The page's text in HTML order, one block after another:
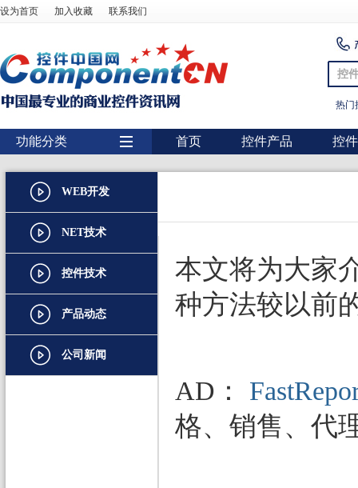
设为首页 加入收藏 联系我们
控
热门
功能分类
用户界面
报表
图表
图形图像处理
扫描识别
数据库
条形码
首页 控件产品 控
WEB开发
NET技术
控件技术
产品动态
公司新闻
本文将为大家
种方法较以前
AD：
格、销售、代